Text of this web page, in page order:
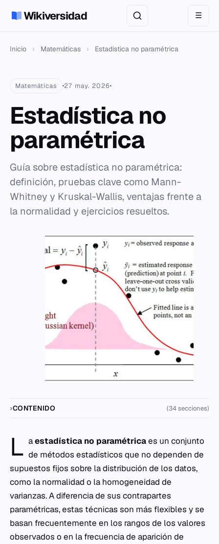
Wikiversidad ☰
Inicio › Matemáticas › Estadística no paramétrica
Matemáticas 27 may. 2026
Estadística no
paramétrica
Guía sobre estadística no paramétrica:
definición, pruebas clave como Mann-
Whitney y Kruskal-Wallis, ventajas frente a
la normalidad y ejercicios resueltos.
CONTENIDO (34 secciones)
L aestadística no paramétricaes un conjunto
de métodos estadísticos que no dependen de
supuestos fijos sobre la distribución de los datos,
como la normalidad o la homogeneidad de
varianzas. A diferencia de sus contrapartes
paramétricas, estas técnicas son más flexibles y se
basan frecuentemente en los rangos de los valores
observados o en la frecuencia de aparición de